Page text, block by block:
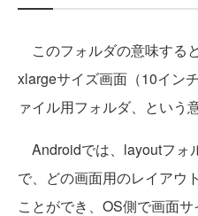
このフォルダの意味する
xlargeサイズ画面（10イン
ァイル用フォルダ、という
Androidでは、layoutフォ
で、どの画面用のレイアウ
ことができ、OS側で画面